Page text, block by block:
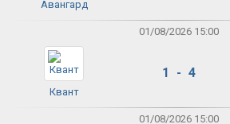
Авангард
01/08/2026 15:00
Квант
1 - 4
01/08/2026 15:00